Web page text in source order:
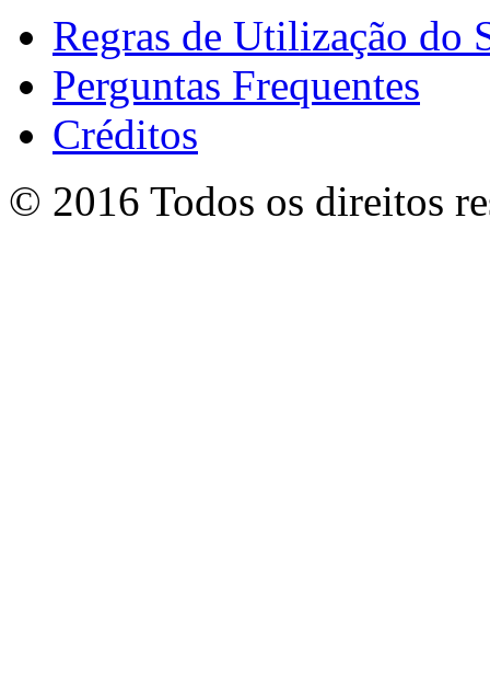
Regras de Utilização do
Perguntas Frequentes
Créditos
© 2016 Todos os direitos